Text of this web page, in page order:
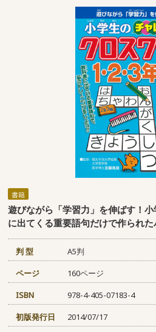
書籍
遊びながら「学習力」を伸ばす！
に出てくる重要語句だけで作られた
判 型
A5判
ページ
160ページ
ISBN
978-4-405-07183-4
初版発行日
2014/07/17